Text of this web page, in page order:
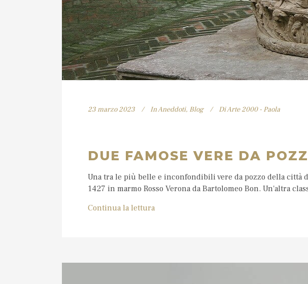
23 marzo 2023 InAneddoti, Blog DiArte 2000 - Paola
DUE FAMOSE VERE DA
Una tra le più belle e inconfondibili vere da pozzo della città
1427 in marmo Rosso Verona da Bartolomeo Bon. Un'altra
Continua la lettura